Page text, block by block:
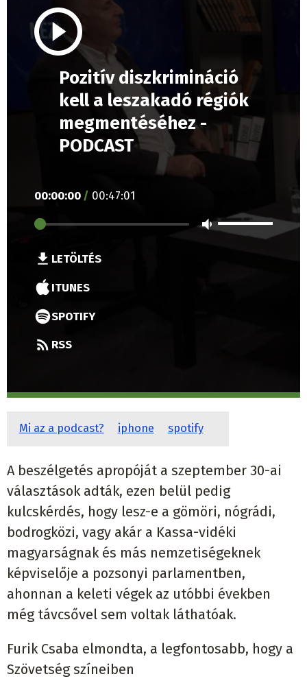
Pozitív diszkrimináció
kell a leszakadó régiók
megmentéséhez -
PODCAST
00:00:00 / 00:47:01
LETÖLTÉS
ITUNES
SPOTIFY
RSS
Mi az a podcast? iphone spotify
A beszélgetés apropóját a szeptember 30-ai
választások adták, ezen belül pedig
kulcskérdés, hogy lesz-e a gömöri, nógrádi,
bodrogközi, vagy akár a Kassa-vidéki
magyarságnak és más nemzetiségeknek
képviselője a pozsonyi parlamentben,
ahonnan a keleti végek az utóbbi években
még távcsővel sem voltak láthatóak.
Furik Csaba elmondta, a legfontosabb, hogy a
Szövetség színeiben